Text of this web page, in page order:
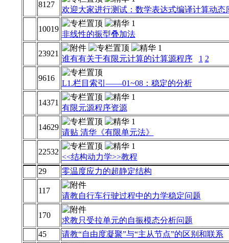
8127
欢迎大家进行测试：数学表达式编译计算动态
10019
非线性的振型叠加法
23921
谁有有关于有限元计算的计算源程序 1 2
9616
L1.栏目索引――01~08：稳定的分析
14371
有限元源程序资源
14629
请贴 清华《有限单元法》
22532
<<结构动力学>>教程
29
零温度应力的超静定结构
117
请教自行车行驶过程中的力学稳定问题
170
求教只受拉单元的自振模态分析问题
45
请教“自由度凝聚”与“主从节点”的区别和联系